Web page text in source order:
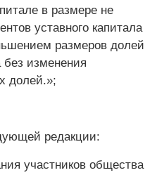
в размере не
уставного капитала
размеров долей
без изменения
долей.»;
редакции:
участников общества